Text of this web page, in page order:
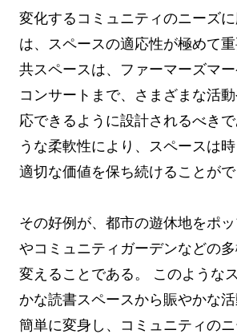
変化するコミュニティのニーズ
は、スペースの適応性が極めて
共スペースは、ファーマーズマ
コンサートまで、さまざまな活
応できるように設計されるべき
うな柔軟性により、スペースは
適切な価値を保ち続けることがで
その好例が、都市の遊休地をポ
やコミュニティガーデンなどの
変えることである。 このような
かな読書スペースから賑やかな
簡単に変身し、コミュニティの